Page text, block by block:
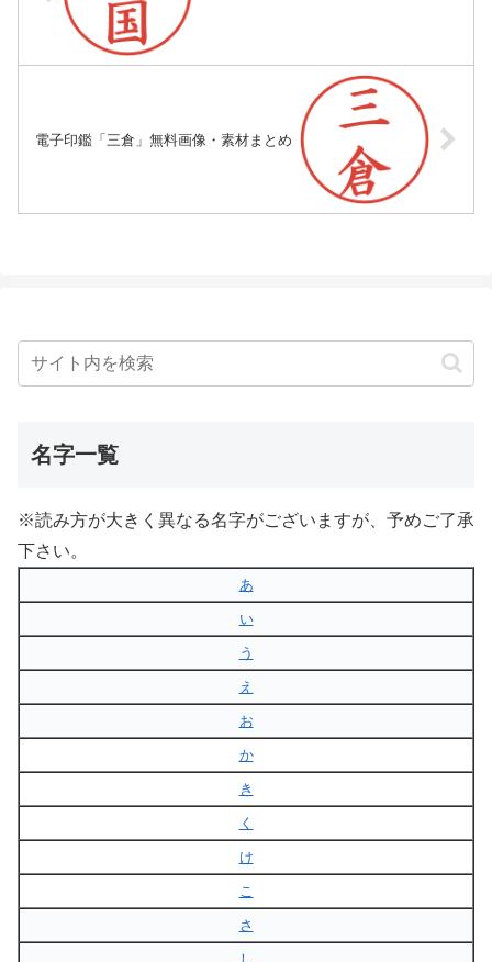
電子印鑑「三倉」無料画像・素材まとめ
名字一覧
※読み方が大きく異なる名字がございますが、予めご了承
下さい。
あ
い
う
え
お
か
き
く
け
こ
さ